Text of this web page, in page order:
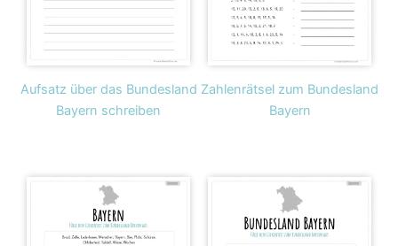
Aufsatz über das Bundesland
Bayern schreiben
Zahlenrätsel zum Bundesland
Bayern